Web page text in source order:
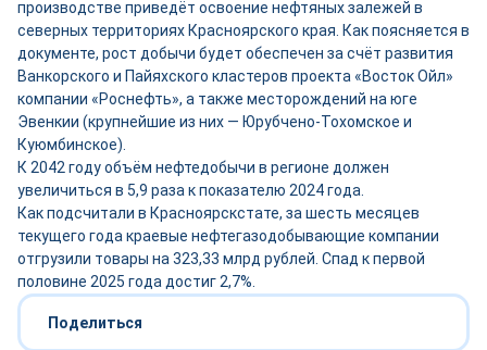
производстве приведёт освоение нефтяных залежей в
северных территориях Красноярского края. Как поясняется в
документе, рост добычи будет обеспечен за счёт развития
Ванкорского и Пайяхского кластеров проекта «Восток Ойл»
компании «Роснефть», а также месторождений на юге
Эвенкии (крупнейшие из них — Юрубчено-Тохомское и
Куюмбинское).
К 2042 году объём нефтедобычи в регионе должен
увеличиться в 5,9 раза к показателю 2024 года.
Как подсчитали в Красноярскстате, за шесть месяцев
текущего года краевые нефтегазодобывающие компании
отгрузили товары на 323,33 млрд рублей. Спад к первой
половине 2025 года достиг 2,7%.
Поделиться